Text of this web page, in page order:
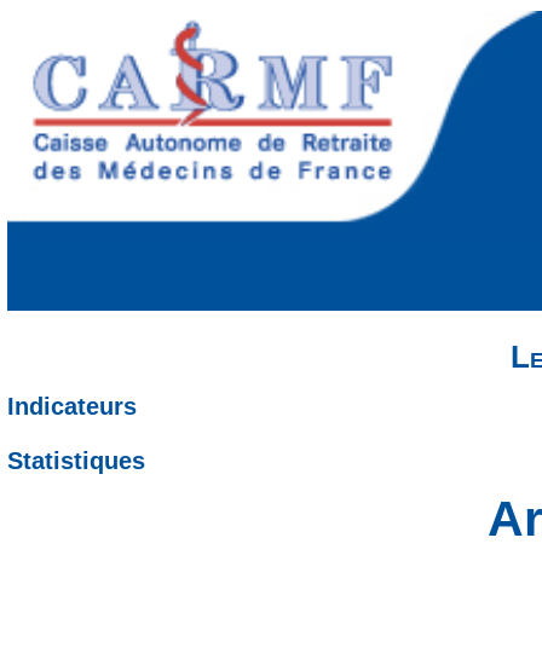
Indicateurs
Statistiques